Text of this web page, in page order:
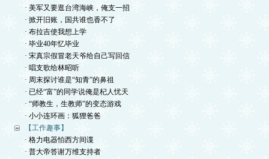
· 美军又要逛台湾海峡，俺支一招
· 掀开旧账，国共谁也香不了
· 布拉吉使我想上学
· 毕业40年忆毕业
· 宋真宗假冒老天爷给自己写回信
· 唱支歌给林昭听
· 周末探讨谁是“知青”的鼻祖
· 已经“富”的同学说俺是杞人忧天
· “师教生，生教师”的变态游戏
· 小小连环画：狐狸爸爸
【工作趣事】
· 格力电器怕西方间谍
· 普大帝答谢万维支持者